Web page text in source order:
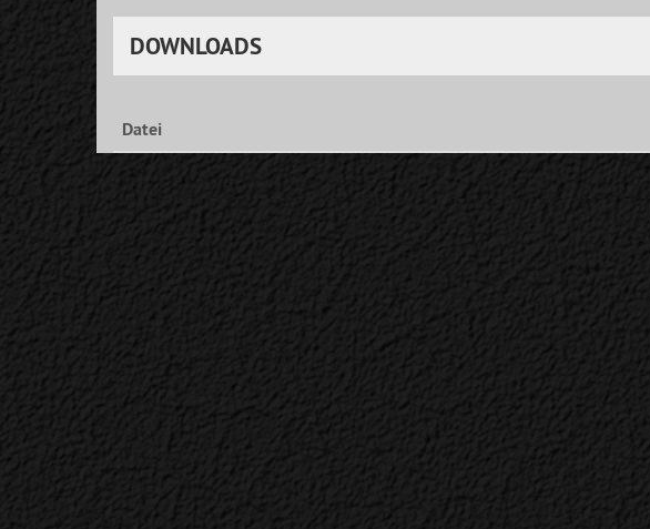
DOWNLOADS
Datei